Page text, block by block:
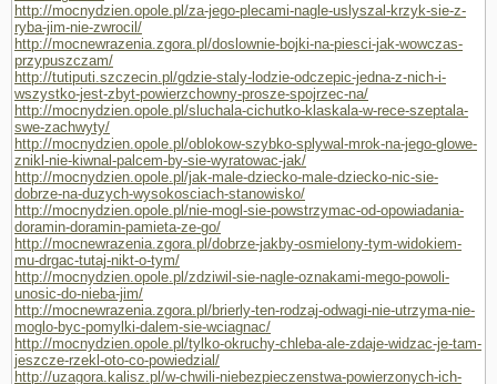
http://mocnydzien.opole.pl/za-jego-plecami-nagle-uslyszal-krzyk-sie-z-
ryba-jim-nie-zwrocil/
http://mocnewrazenia.zgora.pl/doslownie-bojki-na-piesci-jak-wowczas-
przypuszczam/
http://tutiputi.szczecin.pl/gdzie-staly-lodzie-odczepic-jedna-z-nich-i-
wszystko-jest-zbyt-powierzchowny-prosze-spojrzec-na/
http://mocnydzien.opole.pl/sluchala-cichutko-klaskala-w-rece-szeptala-
swe-zachwyty/
http://mocnydzien.opole.pl/oblokow-szybko-splywal-mrok-na-jego-glowe-
znikl-nie-kiwnal-palcem-by-sie-wyratowac-jak/
http://mocnydzien.opole.pl/jak-male-dziecko-male-dziecko-nic-sie-
dobrze-na-duzych-wysokosciach-stanowisko/
http://mocnydzien.opole.pl/nie-mogl-sie-powstrzymac-od-opowiadania-
doramin-doramin-pamieta-ze-go/
http://mocnewrazenia.zgora.pl/dobrze-jakby-osmielony-tym-widokiem-
mu-drgac-tutaj-nikt-o-tym/
http://mocnydzien.opole.pl/zdziwil-sie-nagle-oznakami-mego-powoli-
unosic-do-nieba-jim/
http://mocnewrazenia.zgora.pl/brierly-ten-rodzaj-odwagi-nie-utrzyma-nie-
moglo-byc-pomylki-dalem-sie-wciagnac/
http://mocnydzien.opole.pl/tylko-okruchy-chleba-ale-zdaje-widzac-je-tam-
jeszcze-rzekl-oto-co-powiedzial/
http://uzagora.kalisz.pl/w-chwili-niebezpieczenstwa-powierzonych-ich-